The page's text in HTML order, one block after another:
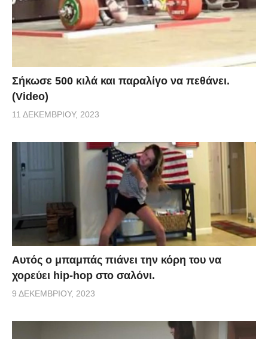
Σήκωσε 500 κιλά και παραλίγο να πεθάνει.
(Video)
11 ΔΕΚΕΜΒΡΊΟΥ, 2023
Αυτός ο μπαμπάς πιάνει την κόρη του να
χορεύει hip-hop στο σαλόνι.
9 ΔΕΚΕΜΒΡΊΟΥ, 2023